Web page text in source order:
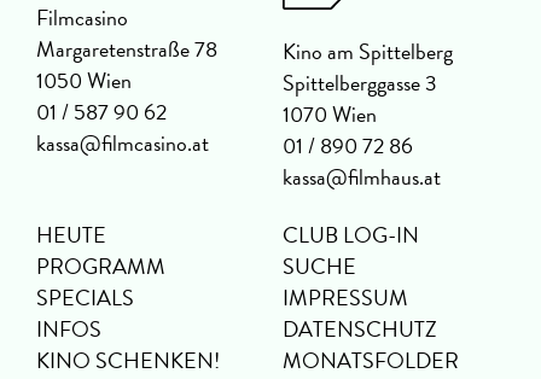
Filmcasino
Margaretenstraße 78
1050 Wien
01 / 587 90 62
kassa@filmcasino.at
Kino am Spittelberg
Spittelberggasse 3
1070 Wien
01 / 890 72 86
kassa@filmhaus.at
HEUTE
PROGRAMM
SPECIALS
INFOS
KINO SCHENKEN!
CLUB LOG-IN
SUCHE
IMPRESSUM
DATENSCHUTZ
MONATSFOLDER